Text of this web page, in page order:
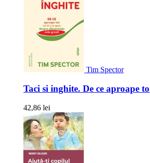
Tim Spector
Taci si inghite. De ce aproape
42,86 lei